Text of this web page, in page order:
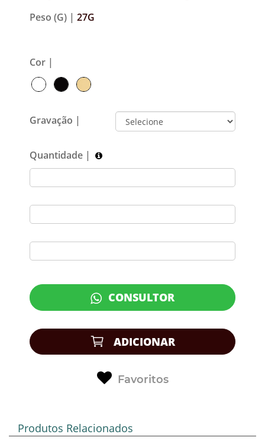
Peso (G) | 27G
Cor |
Gravação |
Quantidade |
CONSULTOR
ADICIONAR
Favoritos
Produtos Relacionados